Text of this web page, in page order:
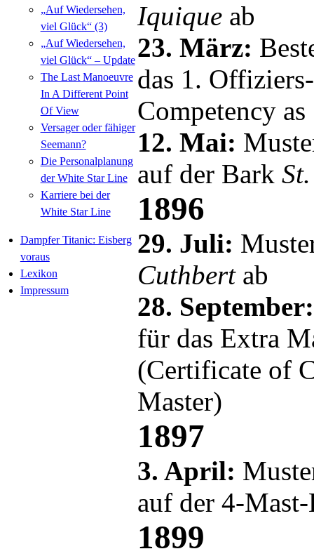
„Auf Wiedersehen,
viel Glück“ (3)
„Auf Wiedersehen,
viel Glück“ – Update
The Last Manoeuvre
In A Different Point
Of View
Versager oder fähiger
Seemann?
Die Personalplanung
der White Star Line
Karriere bei der
White Star Line
Dampfer Titanic: Eisberg
voraus
Lexikon
Impressum
Iquique ab
23. März:
das 1.
Competency
12. Mai:
auf der Bark
1896
29. Juli:
Cuthbert ab
28.
für das Extra
(Certificate of
Master)
1897
3. April:
auf der 4-
1899